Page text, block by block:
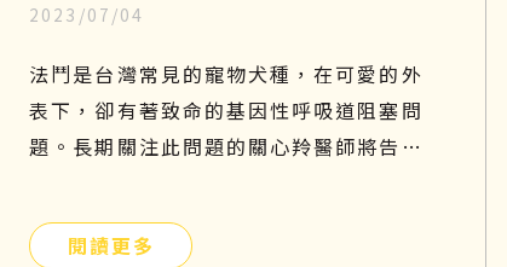
2023/07/04
法鬥是台灣常見的寵物犬種，在可愛的外
表下，卻有著致命的基因性呼吸道阻塞問
題。長期關注此問題的關心羚醫師將告訴
閱讀更多